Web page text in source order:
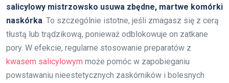
salicylowy mistrzowsko usuwa zbędne, martwe komórki
naskórka. To szczególnie istotne, jeśli zmagasz się z cerą
tłustą lub trądzikową, ponieważ odblokowuje on zatkane
pory. W efekcie, regularne stosowanie preparatów z
kwasem salicylowym może pomóc w zapobieganiu
powstawaniu nieestetycznych zaskórników i bolesnych